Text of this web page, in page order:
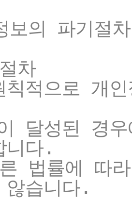
보의 파기절
차
칙적으로 개
달성된 경
니다.
법률에 따
습니다.